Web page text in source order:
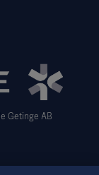
Getinge AB